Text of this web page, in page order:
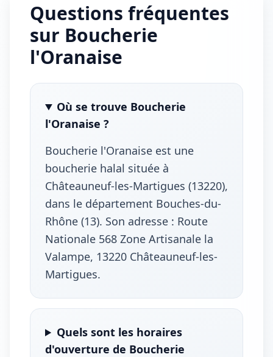
Questions fréquentes
sur Boucherie
l'Oranaise
Où se trouve Boucherie
l'Oranaise ?
Boucherie l'Oranaise est une
boucherie halal située à
Châteauneuf-les-Martigues (13220),
dans le département Bouches-du-
Rhône (13). Son adresse : Route
Nationale 568 Zone Artisanale la
Valampe, 13220 Châteauneuf-les-
Martigues.
Quels sont les horaires
d'ouverture de Boucherie